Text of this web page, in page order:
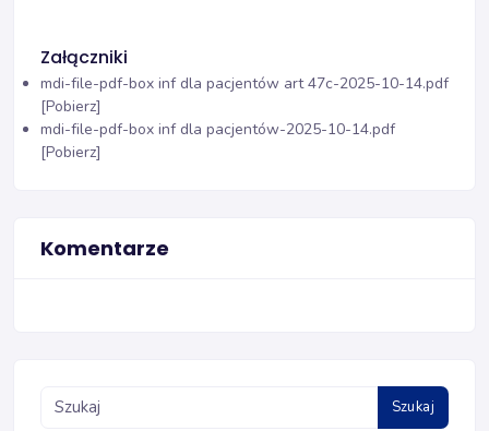
Załączniki
mdi-file-pdf-box inf dla pacjentów art 47c-2025-10-14.pdf
[Pobierz]
mdi-file-pdf-box inf dla pacjentów-2025-10-14.pdf
[Pobierz]
Komentarze
Szukaj